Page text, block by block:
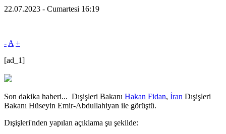
22.07.2023 - Cumartesi 16:19
- A +
[ad_1]
Son dakika haberi... Dışişleri Bakanı Hakan Fidan, İran Dışişleri
Bakanı Hüseyin Emir-Abdullahiyan ile görüştü.
Dışişleri'nden yapılan açıklama şu şekilde: